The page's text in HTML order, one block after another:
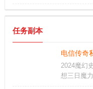
任务副本
电信传奇
2024魔幻
想三日魔